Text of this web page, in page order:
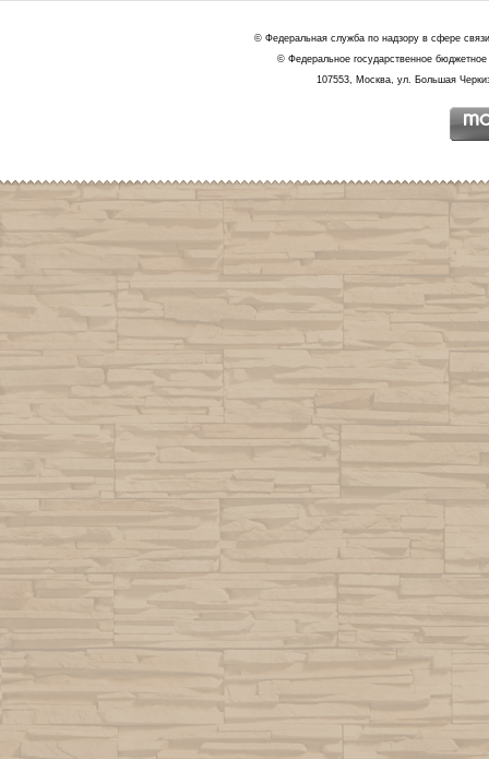
© Федеральная служба по надзору в сфере
© Федеральное государственное
107553, Москва, ул. Большая